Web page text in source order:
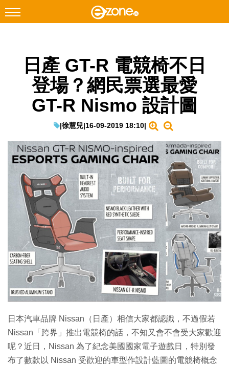
Facebook Instagram
科技焦點
網絡生活
教學評測
EduTech
IT Times
生成式AI與雲端應用
Enterprise Digital Transformation
日產 GT-R 電競椅不日
登場？網民票選最愛
GT-R Nismo 設計圖
|徐慧兒|16-09-2019 18:10|
日本汽車品牌 Nissan（日產）相信大家都認識，不過假若
Nissan「跨界」推出電競椅的話，不知又會不會受大家歡迎
呢？近日，Nissan 為了紀念美國國家電子遊戲日，特別發
布了數款以 Nissan 受歡迎的車型作設計藍圖的電競椅概念